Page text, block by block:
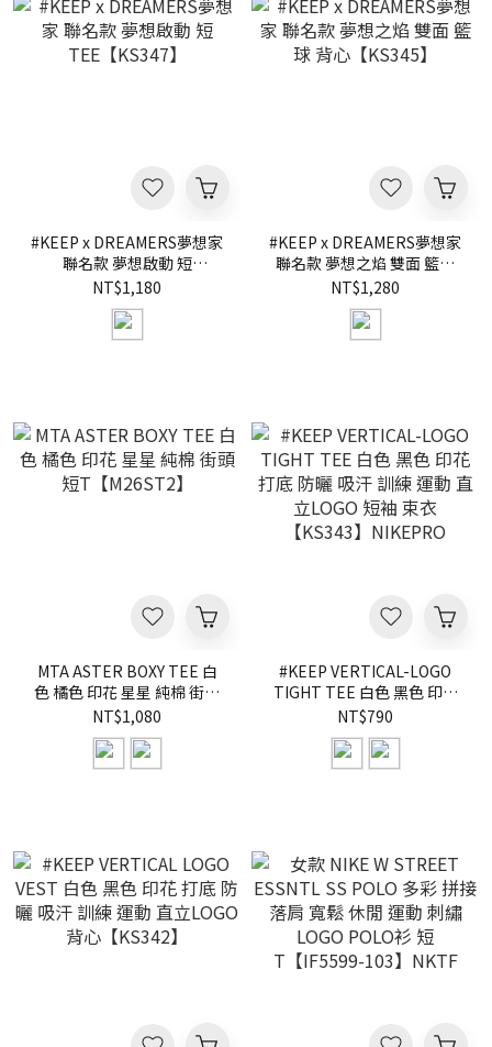
#KEEP x DREAMERS夢想家
聯名款 夢想啟動 短
TEE【KS347】
NT$1,180
#KEEP x DREAMERS夢想家
聯名款 夢想之焰 雙面 籃球
背心【KS345】
NT$1,280
MTA ASTER BOXY TEE 白
色 橘色 印花 星星 純棉 街頭
短T【M26ST2】
NT$1,080
#KEEP VERTICAL-LOGO
TIGHT TEE 白色 黑色 印花
打底 防曬 吸汗 訓練 運動 直
立LOGO 短袖 束衣
【KS343】NIKEPRO
NT$790